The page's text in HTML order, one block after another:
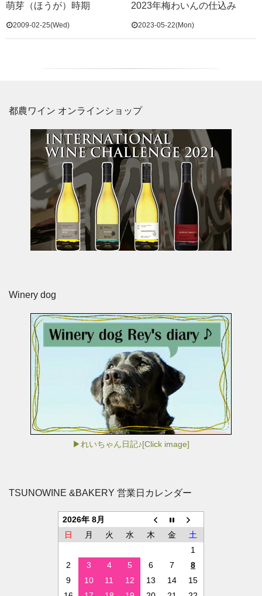
萌芽（ほうが）時期
2009-02-25(Wed)
2023年梅わいんの仕込み
2023-05-22(Mon)
都農ワイン オンラインショップ
Winery dog
▶れいちゃん日記♪[Click image]
TSUNOWINE &BAKERY 営業日カレンダー
2026年 8月
日
月 火 水 木 金
土
1
2
3 4 5 6 7
8
9
10 11 12 13 14
15